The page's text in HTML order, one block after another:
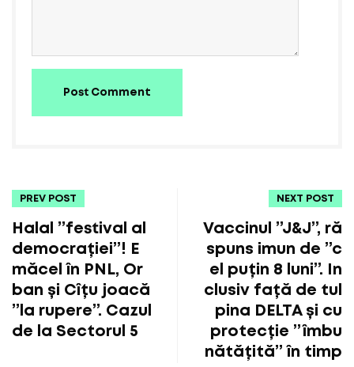
Post Comment
PREV POST
Halal ”festival al
democrației”! E
măcel în PNL, Or
ban și Cîțu joacă
”la rupere”. Cazul
de la Sectorul 5
NEXT POST
Vaccinul ”J&J”, ră
spuns imun de ”c
el puțin 8 luni”. In
clusiv față de tul
pina DELTA și cu
protecție ”îmbu
nătățită” în timp